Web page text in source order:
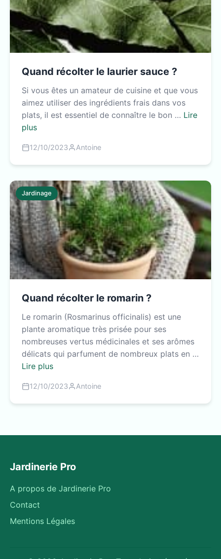
Quand récolter le laurier sauce ?
Si vous êtes un amateur de cuisine et que vous
aimez utiliser des ingrédients frais dans vos
plats, il est essentiel de connaître le bon … Lire
plus
12/10/2023 Antoine
Jardinage
Quand récolter le romarin ?
Le romarin (Rosmarinus officinalis) est une
plante aromatique très prisée pour ses
nombreuses vertus médicinales et ses arômes
délicats qui parfument de nombreux plats en …
Lire plus
12/10/2023 Antoine
Jardinerie Pro
A propos de Jardinerie Pro
Contact
Mentions Légales